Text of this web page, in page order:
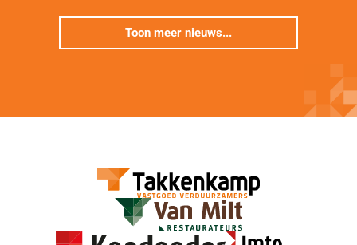
Toon meer nieuws...